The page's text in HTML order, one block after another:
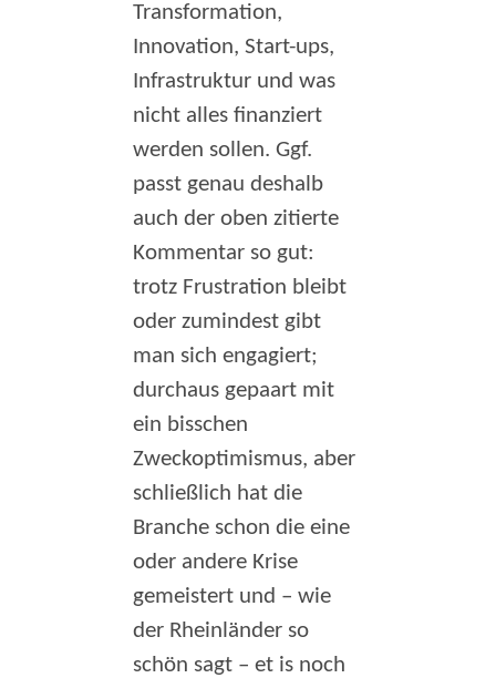
Transformation,
Innovation, Start-ups,
Infrastruktur und was
nicht alles finanziert
werden sollen. Ggf.
passt genau deshalb
auch der oben zitierte
Kommentar so gut:
trotz Frustration bleibt
oder zumindest gibt
man sich engagiert;
durchaus gepaart mit
ein bisschen
Zweckoptimismus, aber
schließlich hat die
Branche schon die eine
oder andere Krise
gemeistert und – wie
der Rheinländer so
schön sagt – et is noch